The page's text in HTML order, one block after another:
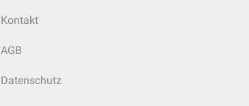
Kontakt
AGB
Datenschutz